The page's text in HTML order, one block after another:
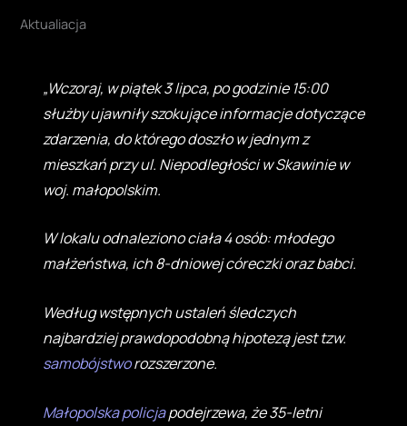
Aktualiacja
„Wczoraj, w piątek 3 lipca, po godzinie 15:00
służby ujawniły szokujące informacje dotyczące
zdarzenia, do którego doszło w jednym z
mieszkań przy ul. Niepodległości w Skawinie w
woj. małopolskim.
W lokalu odnaleziono ciała 4 osób: młodego
małżeństwa, ich 8-dniowej córeczki oraz babci.
Według wstępnych ustaleń śledczych
najbardziej prawdopodobną hipotezą jest tzw.
samobójstworozszerzone.
Małopolskapolicjapodejrzewa, że 35-letni